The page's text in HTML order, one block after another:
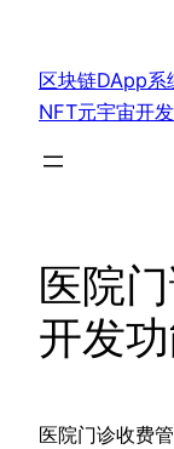
区块链DApp系
NFT元宇宙开
医院
开发
医院门诊收费